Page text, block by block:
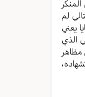
لم
يعني
الذي
مظاهر